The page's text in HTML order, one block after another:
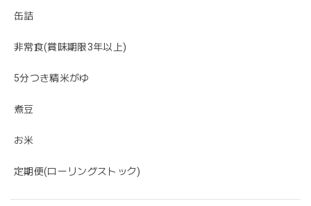
缶詰
非常食(賞味期限3年以上)
5分つき精米がゆ
煮豆
お米
定期便(ローリングストック)